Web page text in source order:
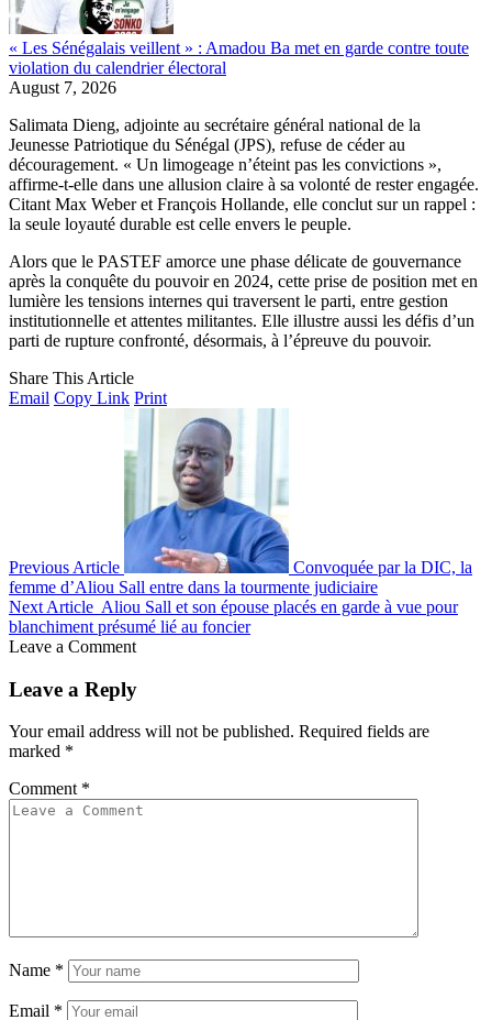
« Les Sénégalais veillent » : Amadou Ba met en garde contre toute
violation du calendrier électoral
August 7, 2026
Salimata Dieng, adjointe au secrétaire général national de la
Jeunesse Patriotique du Sénégal (JPS), refuse de céder au
découragement. « Un limogeage n’éteint pas les convictions »,
affirme-t-elle dans une allusion claire à sa volonté de rester engagée.
Citant Max Weber et François Hollande, elle conclut sur un rappel :
la seule loyauté durable est celle envers le peuple.
Alors que le PASTEF amorce une phase délicate de gouvernance
après la conquête du pouvoir en 2024, cette prise de position met en
lumière les tensions internes qui traversent le parti, entre gestion
institutionnelle et attentes militantes. Elle illustre aussi les défis d’un
parti de rupture confronté, désormais, à l’épreuve du pouvoir.
Share This Article
Email Copy Link Print
Previous Article
Convoquée par la DIC, la
femme d’Aliou Sall entre dans la tourmente judiciaire
Next Article Aliou Sall et son épouse placés en garde à vue pour
blanchiment présumé lié au foncier
Leave a Comment
Leave a Reply
Your email address will not be published. Required fields are
marked *
Comment *
Name *
Email *